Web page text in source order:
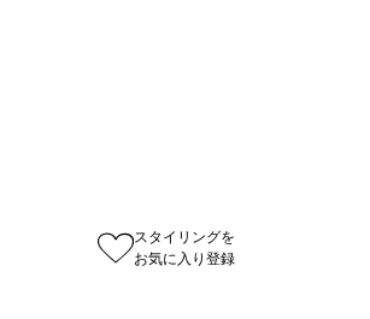
スタイリングを
お気に入り登録